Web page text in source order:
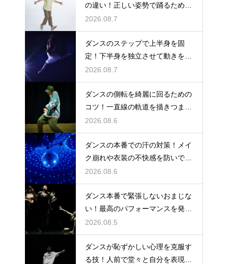
の違い！正しい姿勢で踊るための
鍵
2026.08.7
ダンスのステップで上半身を固
定！下半身を独立させて動きを際
立たせる
2026.08.7
ダンスの側転を綺麗に回るための
コツ！一直線の軌道を描きつま先
まで伸ばす
2026.08.6
ダンスの本番での汗の対策！メイ
ク崩れや衣装の不快感を防いで快
適に踊る
2026.08.6
ダンス本番で緊張しないおまじな
い！最高のパフォーマンスを発揮
する心理術
2026.08.5
ダンスが恥ずかしい心理を克服す
る技！人前で堂々と自分を表現す